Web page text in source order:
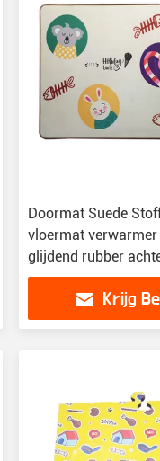
Doormat Suede
vloermat
glijdend rubber
Krijg